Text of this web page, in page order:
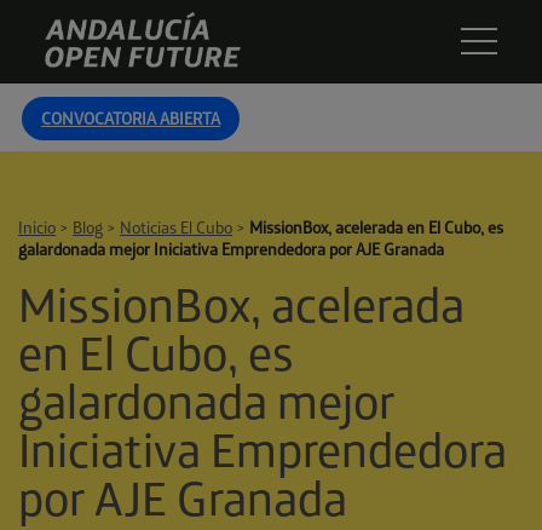
content
Andalucía
Open
Future
CONVOCATORIA ABIERTA
Inicio > Blog > Noticias El Cubo > MissionBox, acelerada en El Cubo, es
galardonada mejor Iniciativa Emprendedora por AJE Granada
MissionBox, acelerada
en El Cubo, es
galardonada mejor
Iniciativa Emprendedora
por AJE Granada